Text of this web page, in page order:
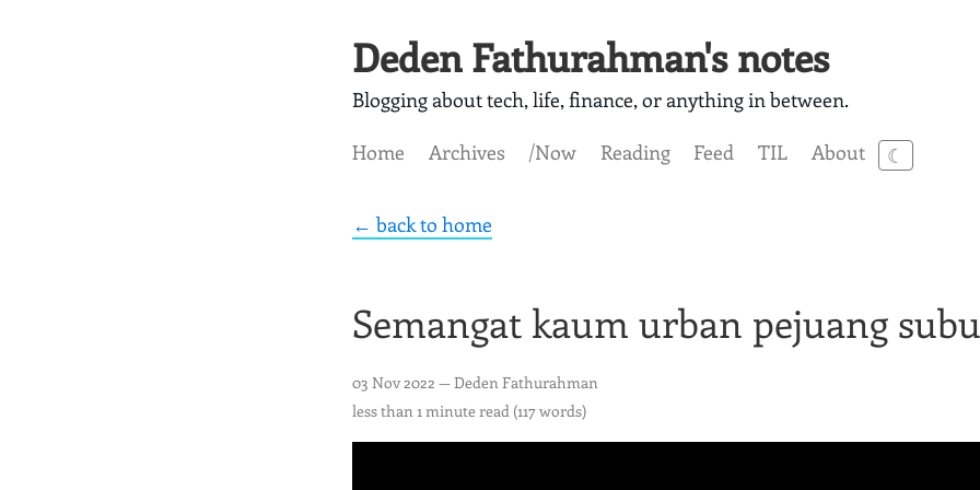
Deden Fathurahman's notes
Blogging about tech, life, finance, or anything in between.
Home
Archives /Now Reading Feed TIL About ☾
← back to home
Semangat kaum urban pejuang
03 Nov 2022 — Deden Fathurahman
less than 1 minute read (117 words)